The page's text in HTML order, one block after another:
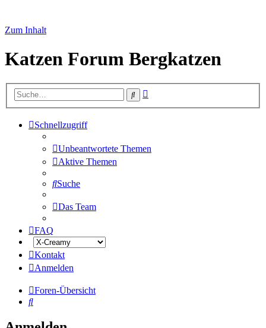
Zum Inhalt
Katzen Forum Bergkatzen
Suche
Schnellzugriff
Unbeantwortete Themen
Aktive Themen
Suche
Das Team
FAQ
Kontakt
Anmelden
Foren-Übersicht
Suche